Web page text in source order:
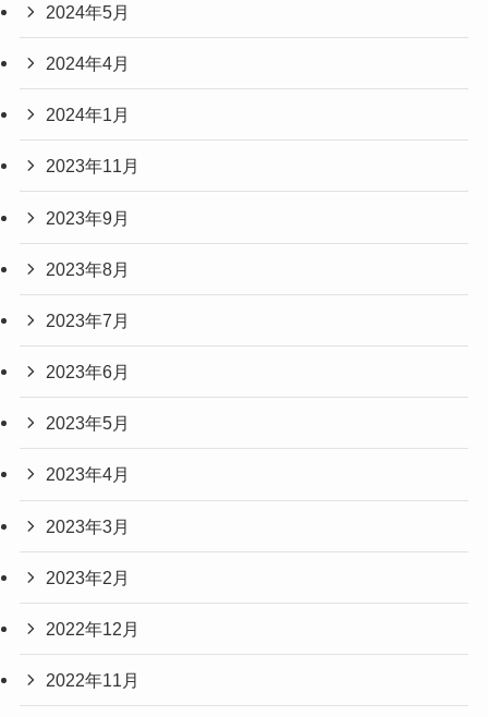
2024年5月
2024年4月
2024年1月
2023年11月
2023年9月
2023年8月
2023年7月
2023年6月
2023年5月
2023年4月
2023年3月
2023年2月
2022年12月
2022年11月